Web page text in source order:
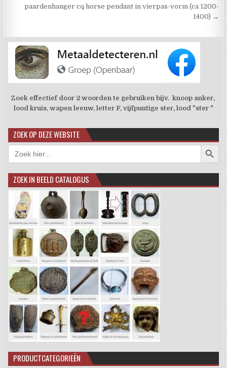
paardenhanger cq horse pendant in vierpas-vorm (ca 1200-
1400) →
Zoek effectief door 2 woorden te gebruiken bijv. knoop anker,
lood kruis, wapen leeuw, letter F, vijfpuntige ster, lood "ster "
ZOEK OP DEZE WEBSITE
Zoek
naar:
ZOEK IN BEELD CATALOGUS
PRODUCTCATEGORIEËN